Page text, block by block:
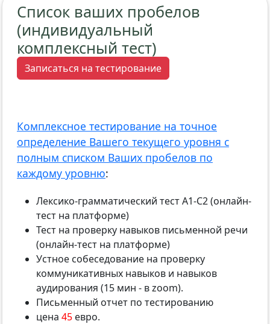
Список ваших пробелов
(индивидуальный
комплексный тест)
Записаться на тестирование
Комплексное тестирование на точное
определение Вашего текущего уровня с
полным списком Ваших пробелов по
каждому уровню:
Лексико-грамматический тест А1-С2 (онлайн-
тест на платформе)
Тест на проверку навыков письменной речи
(онлайн-тест на платформе)
Устное собеседование на проверку
коммуникативных навыков и навыков
аудирования (15 мин - в zoom).
Письменный отчет по тестированию
цена 45 евро.